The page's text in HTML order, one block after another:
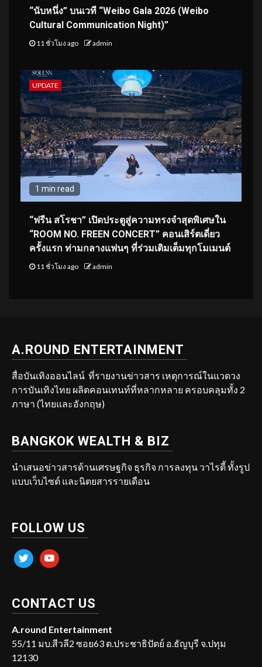
“นับหนึ่ง” บนเวที “Weibo Gala 2026 (Weibo
Cultural Communication Night)”
11 ชั่วโมง ago admin
UPDATE
1 min read
“ฟรีน สโรชา” เปิดประตูสู่ความทรงจำสุดพิเศษใน
“ROOM NO. FREEN CONCERT” คอนเสิร์ตเดี่ยว
ครั้งแรก ท่ามกลางแฟนๆ ที่ร่วมเติมเต็มทุกโมเมนต์
11 ชั่วโมง ago admin
A.ROUND ENTERTAINMENT
สื่อบันเทิงออนไลน์ ที่รายงานข่าวสาร เหตุการณ์ในแวดวง
การบันเทิงไทย ผลิตคอนเทนท์ที่หลากหลาย ครอบคลุมทั้ง 2
ภาษา (ไทยและอังกฤษ)
BANGKOK WEALTH & BIZ
นำเสนอข่าวสารด้านเศรษฐกิจ ธุรกิจ การลงทุน วาไรตี้ ทั้งรูป
แบบเว็บไซต์ และนิตยสารรายเดือน
FOLLOW US
twitter youtube
CONTACT US
A.round Entertainment
55/11 มบ.สีวลี2 ซอย63 ต.ประชาธิปัตย์ อ.ธัญบุรี จ.ปทุม
12130